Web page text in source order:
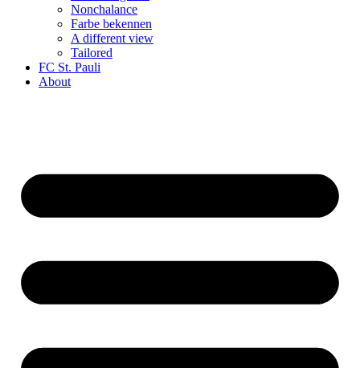
Nonchalance
Farbe bekennen
A different view
Tailored
FC St. Pauli
About